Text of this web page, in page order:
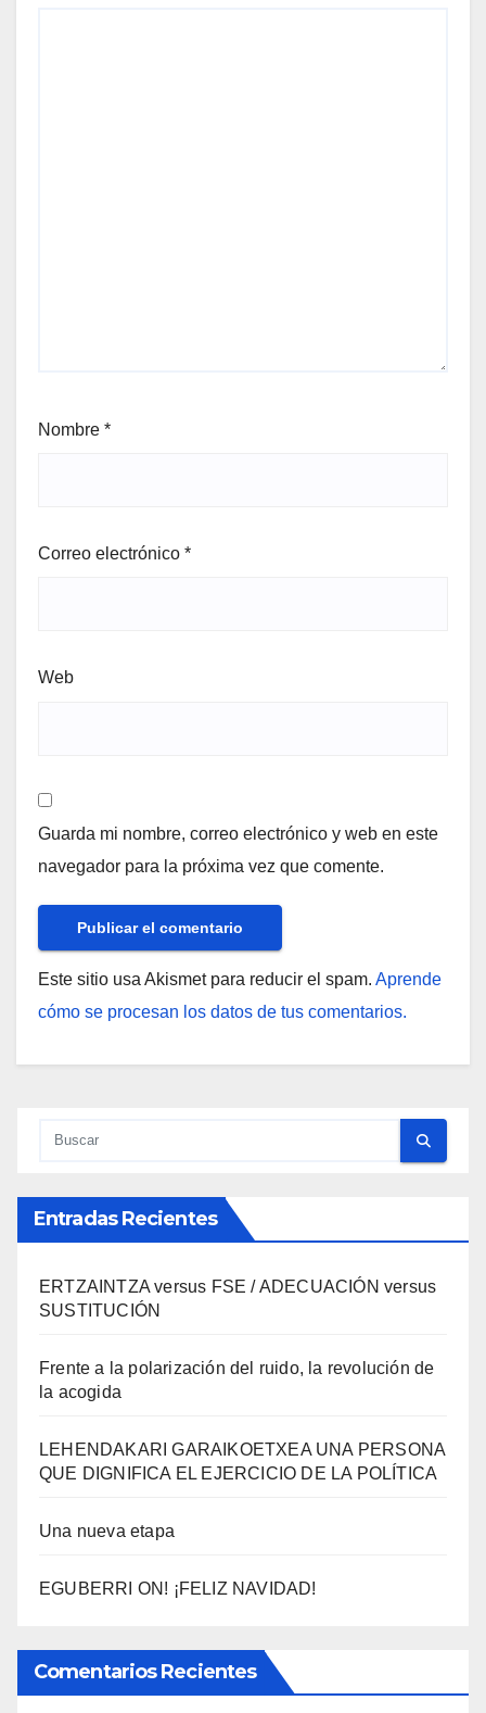
Nombre *
Correo electrónico *
Web
Guarda mi nombre, correo electrónico y web en este
navegador para la próxima vez que comente.
Este sitio usa Akismet para reducir el spam. Aprende
cómo se procesan los datos de tus comentarios.
Entradas Recientes
ERTZAINTZA versus FSE / ADECUACIÓN versus
SUSTITUCIÓN
Frente a la polarización del ruido, la revolución de
la acogida
LEHENDAKARI GARAIKOETXEA UNA PERSONA
QUE DIGNIFICA EL EJERCICIO DE LA POLÍTICA
Una nueva etapa
EGUBERRI ON! ¡FELIZ NAVIDAD!
Comentarios Recientes